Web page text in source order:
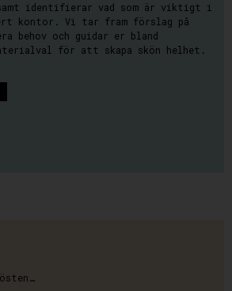
identifierar vad som är viktigt i
kontor. Vi tar fram förslag på
behov och guidar er bland
för att skapa skön helhet.